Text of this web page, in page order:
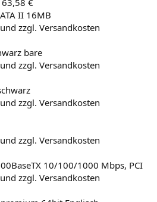
€
II 16MB
zzgl. Versandkosten
bare
zzgl. Versandkosten
zzgl. Versandkosten
zzgl. Versandkosten
10/100/1000 Mbps, PCI
zzgl. Versandkosten